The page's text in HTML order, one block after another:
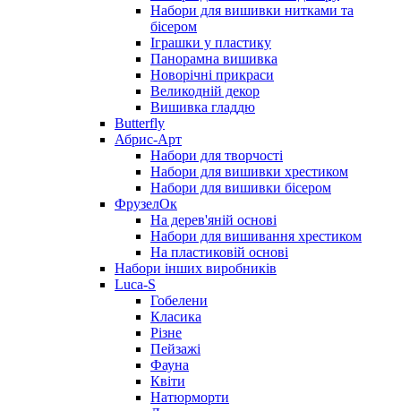
Набори для вишивки нитками та
бісером
Іграшки у пластику
Панорамна вишивка
Новорічні прикраси
Великодній декор
Вишивка гладдю
Butterfly
Абрис-Арт
Набори для творчості
Набори для вишивки хрестиком
Набори для вишивки бісером
ФрузелОк
На дерев'яній основі
Набори для вишивання хрестиком
На пластиковій основі
Набори інших виробників
Luca-S
Гобелени
Класика
Різне
Пейзажі
Фауна
Квіти
Натюрморти